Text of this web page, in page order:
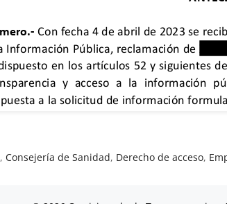
,Consejería de Sanidad, Derecho de acceso,